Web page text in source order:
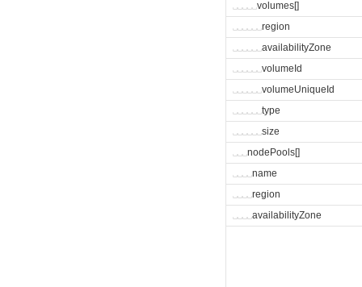
␣␣␣␣␣volumes[]
␣␣␣␣␣␣region
␣␣␣␣␣␣availabilityZone
␣␣␣␣␣␣volumeId
␣␣␣␣␣␣volumeUniqueId
␣␣␣␣␣␣type
␣␣␣␣␣␣size
␣␣␣nodePools[]
␣␣␣␣name
␣␣␣␣region
␣␣␣␣availabilityZone